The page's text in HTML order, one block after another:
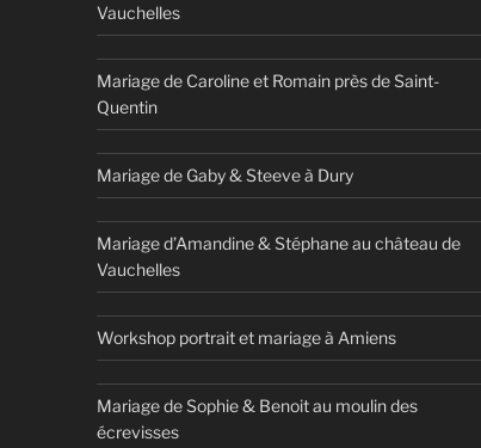
Vauchelles
Mariage de Caroline et Romain près de Saint-
Quentin
Mariage de Gaby & Steeve à Dury
Mariage d’Amandine & Stéphane au château de
Vauchelles
Workshop portrait et mariage à Amiens
Mariage de Sophie & Benoit au moulin des
écrevisses